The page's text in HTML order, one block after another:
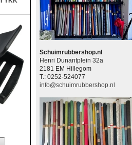
Schuimrubbershop.nl
Henri Dunantplein 32a
2181 EM Hillegom
T.: 0252-524077
info@schuimrubbershop.nl